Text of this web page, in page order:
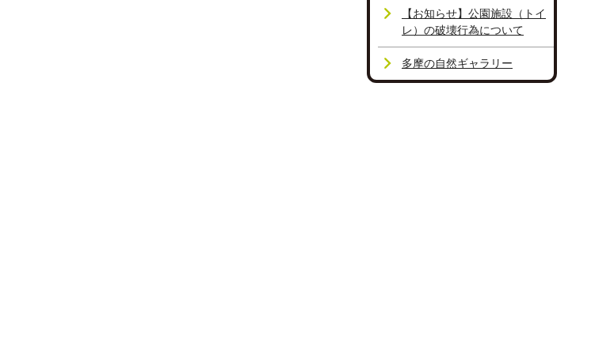
【お知らせ】公園施設（トイ
レ）の破壊行為について
多摩の自然ギャラリー